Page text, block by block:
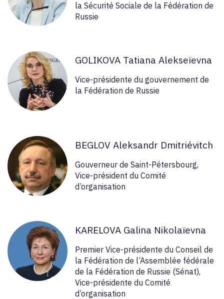
la Sécurité Sociale de la Fédération de
Russie
GOLIKOVA Tatiana Alekseïevna
Vice-présidente du gouvernement de
la Fédération de Russie
BEGLOV Aleksandr Dmitriévitch
Gouverneur de Saint-Pétersbourg,
Vice-président du Comité
d’organisation
KARELOVA Galina Nikolaïevna
Premier Vice-présidente du Conseil de
la Fédération de l’Assemblée fédérale
de la Fédération de Russie (Sénat),
Vice-présidente du Comité
d’organisation